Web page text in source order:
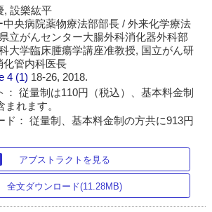
, 設樂紘平
央病院薬物療法部部長 / 外来化学療法
立がんセンター大腸外科消化器外科部
大学臨床腫瘍学講座准教授, 国立がん研
化管内科医長
4 (1) 18-26, 2018.
： 従量制は110円（税込）、基本料金制
れます。
ド： 従量制、基本料金制の方共に913円
アブストラクトを見る
全文ダウンロード(11.28MB)